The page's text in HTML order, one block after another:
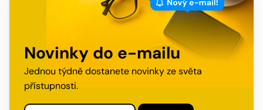
Novinky do e-mailu
Jednou týdně dostanete novinky ze světa
přístupnosti.